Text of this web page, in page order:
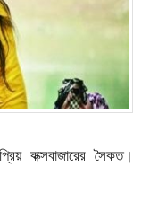
কক্সবাজারের সৈকত।